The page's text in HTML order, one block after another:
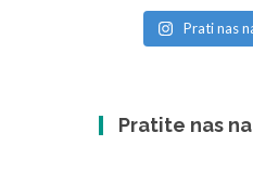
Prati nas
Pratite nas